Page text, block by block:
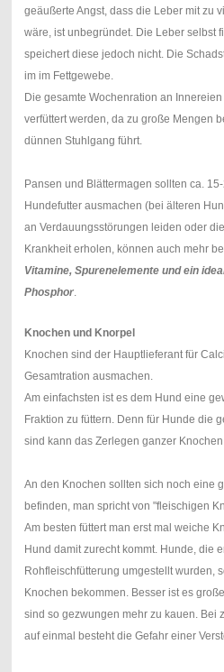
geäußerte Angst, dass die Leber mit zu
wäre, ist unbegründet. Die Leber selbst
speichert diese jedoch nicht. Die
im im Fettgewebe.
Die gesamte Wochenration an
verfüttert werden, da zu große Mengen
dünnen Stuhlgang führt.
Pansen und Blättermagen sollten ca.
Hundefutter ausmachen (bei älteren
an Verdauungsstörungen leiden oder
Krankheit erholen, können auch mehr
Vitamine, Spurenelemente und ein
Phosphor.
Knochen und Knorpel
Knochen sind der Hauptlieferant für
Gesamtration ausmachen.
Am einfachsten ist es dem Hund eine
Fraktion zu füttern. Denn für Hunde die
sind kann das Zerlegen ganzer
An den Knochen sollten sich noch eine
befinden, man spricht von "fleischigen
Am besten füttert man erst mal weiche
Hund damit zurecht kommt. Hunde, die
Rohfleischfütterung umgestellt wurden,
Knochen bekommen. Besser ist es
sind so gezwungen mehr zu kauen. Bei
auf einmal besteht die Gefahr einer